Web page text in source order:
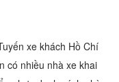
xe khách Hồ Chí
có nhiều nhà xe khai